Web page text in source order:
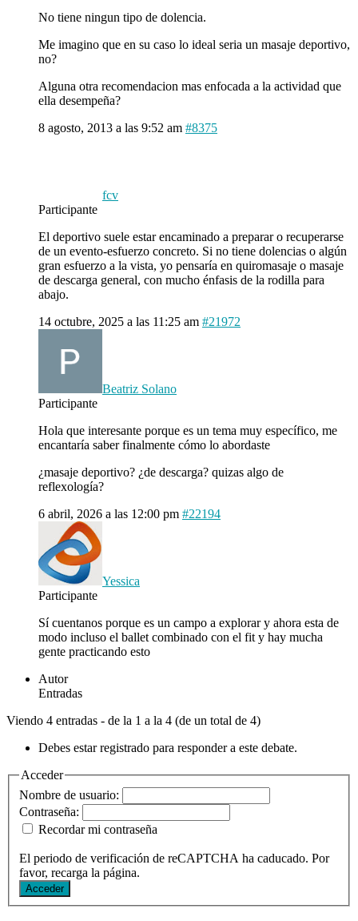
No tiene ningun tipo de dolencia.
Me imagino que en su caso lo ideal seria un masaje deportivo,
no?
Alguna otra recomendacion mas enfocada a la actividad que
ella desempeña?
8 agosto, 2013 a las 9:52 am #8375
fcv
Participante
El deportivo suele estar encaminado a preparar o recuperarse
de un evento-esfuerzo concreto. Si no tiene dolencias o algún
gran esfuerzo a la vista, yo pensaría en quiromasaje o masaje
de descarga general, con mucho énfasis de la rodilla para
abajo.
14 octubre, 2025 a las 11:25 am #21972
Beatriz Solano
Participante
Hola que interesante porque es un tema muy específico, me
encantaría saber finalmente cómo lo abordaste
¿masaje deportivo? ¿de descarga? quizas algo de
reflexología?
6 abril, 2026 a las 12:00 pm #22194
Yessica
Participante
Sí cuentanos porque es un campo a explorar y ahora esta de
modo incluso el ballet combinado con el fit y hay mucha
gente practicando esto
Autor
Entradas
Viendo 4 entradas - de la 1 a la 4 (de un total de 4)
Debes estar registrado para responder a este debate.
Acceder
Nombre de usuario:
Contraseña:
Recordar mi contraseña
El periodo de verificación de reCAPTCHA ha caducado. Por
favor, recarga la página.
Acceder